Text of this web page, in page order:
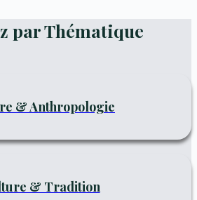
par Thématique
& Anthropologie
& Tradition